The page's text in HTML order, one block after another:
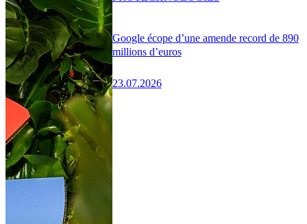
Google écope d’une amende record de 890
millions d’euros
23.07.2026